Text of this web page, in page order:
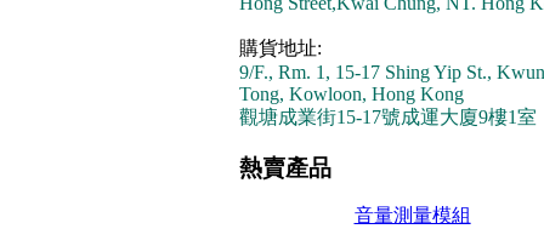
購貨地址:
9/F., Rm. 1, 15-17 Shing Yip St., Kwun
Tong, Kowloon, Hong Kong
觀塘成業街15-17號成運大廈9樓1室
熱賣產品
音量測量模組